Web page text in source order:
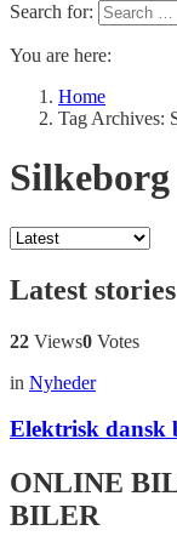
Search for:
You are here:
Home
Tag Archives:
Silkeborg
Latest stories
22 Views0 Votes
in Nyheder
Elektrisk dansk
ONLINE
BILER